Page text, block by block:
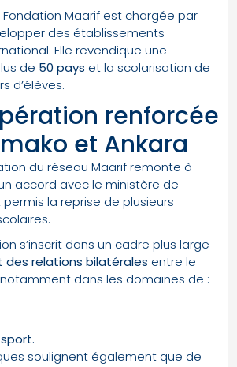
Fondation Maarif est chargée par
des établissements
Elle revendique une
de 50 pays et la scolarisation de
d’élèves.
renforcée
et Ankara
du réseau Maarif remonte à
accord avec le ministère de
permis la reprise de plusieurs
s’inscrit dans un cadre plus large
relations bilatérales entre le
notamment dans les domaines de :
soulignent également que de